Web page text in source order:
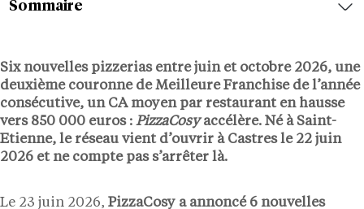
Six nouvelles pizzerias entre juin et octobre 2026, une
deuxième couronne de Meilleure Franchise de l’année
consécutive, un CA moyen par restaurant en hausse
vers 850 000 euros: PizzaCosyaccélère. Né à Saint-
Etienne, le réseau vient d’ouvrir à Castres le 22 juin
2026 et ne compte pas s’arrêter là.
Le 23 juin 2026, PizzaCosy a annoncé 6 nouvelles
Sommaire